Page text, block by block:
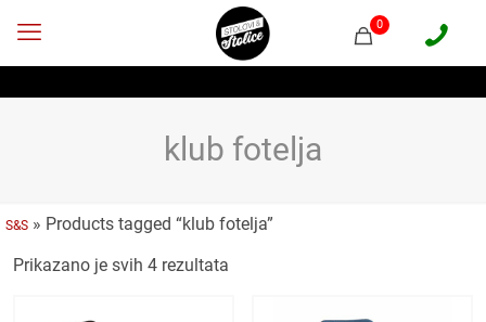
0
klub fotelja
S&S » Products tagged “klub fotelja”
Prikazano je svih 4 rezultata